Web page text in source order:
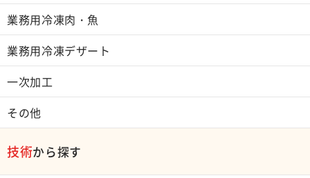
業務用冷凍肉・魚
業務用冷凍デザート
一次加工
その他
技術から探す